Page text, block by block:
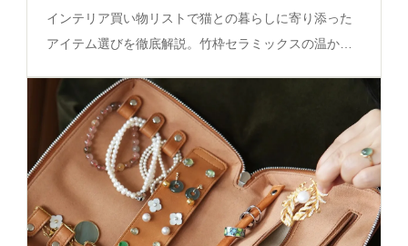
インテリア買い物リストで猫との暮らしに寄り添った
アイテム選びを徹底解説。竹枠セラミックスの温かみ